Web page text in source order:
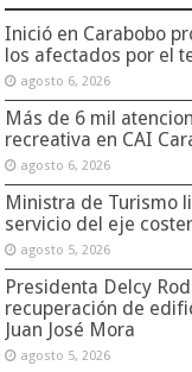
Inició en Carabobo
los afectados por el
agosto 6, 2026
Más de 6 mil
recreativa en CAI
agosto 6, 2026
Ministra de Turismo
servicio del eje
agosto 5, 2026
Presidenta Delcy
recuperación de
Juan José Mora
agosto 5, 2026